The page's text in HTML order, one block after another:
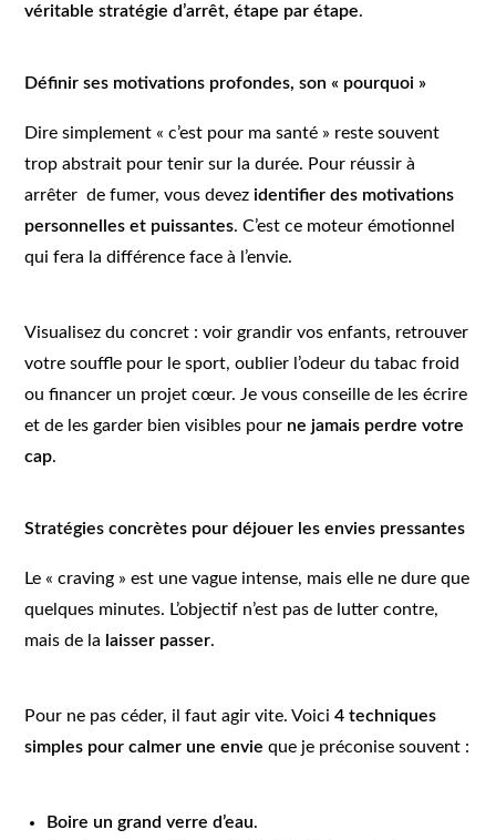
véritable stratégie d’arrêt, étape par étape.
Définir ses motivations profondes, son « pourquoi »
Dire simplement « c’est pour ma santé » reste souvent
trop abstrait pour tenir sur la durée. Pour réussir à
arrêter de fumer, vous devez identifier des motivations
personnelles et puissantes. C’est ce moteur émotionnel
qui fera la différence face à l’envie.
Visualisez du concret : voir grandir vos enfants, retrouver
votre souffle pour le sport, oublier l’odeur du tabac froid
ou financer un projet cœur. Je vous conseille de les écrire
et de les garder bien visibles pour ne jamais perdre votre
cap.
Stratégies concrètes pour déjouer les envies pressantes
Le « craving » est une vague intense, mais elle ne dure que
quelques minutes. L’objectif n’est pas de lutter contre,
mais de la laisser passer.
Pour ne pas céder, il faut agir vite. Voici4 techniques
simples pour calmer une envie que je préconise souvent :
Boire un grand verre d’eau.